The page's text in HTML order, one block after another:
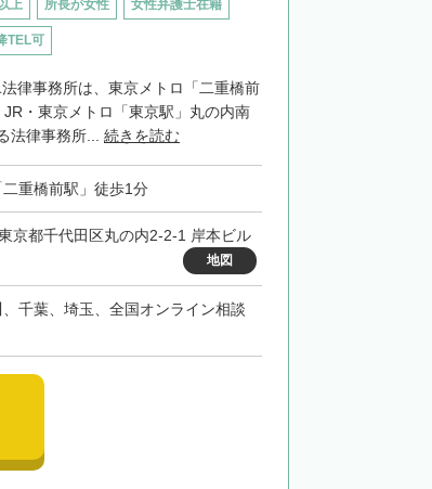
上 所長が女性 女性弁護士在籍
TEL可
律事務所は、東京メトロ「二重橋前
・東京メトロ「東京駅」丸の内南
法律事務所... 続きを読む
重橋前駅」徒歩1分
京都千代田区丸の内2-2-1 岸本ビル
地図
千葉、埼玉、全国オンライン相談